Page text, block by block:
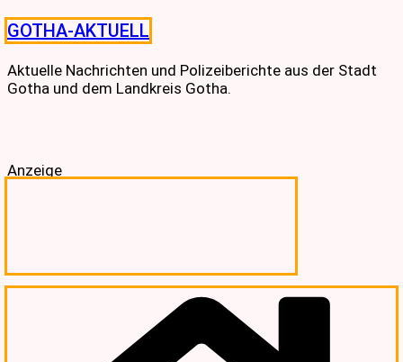
Skip
to
content
GOTHA-AKTUELL
Aktuelle Nachrichten und Polizeiberichte aus der Stadt
Gotha und dem Landkreis Gotha.
Anzeige